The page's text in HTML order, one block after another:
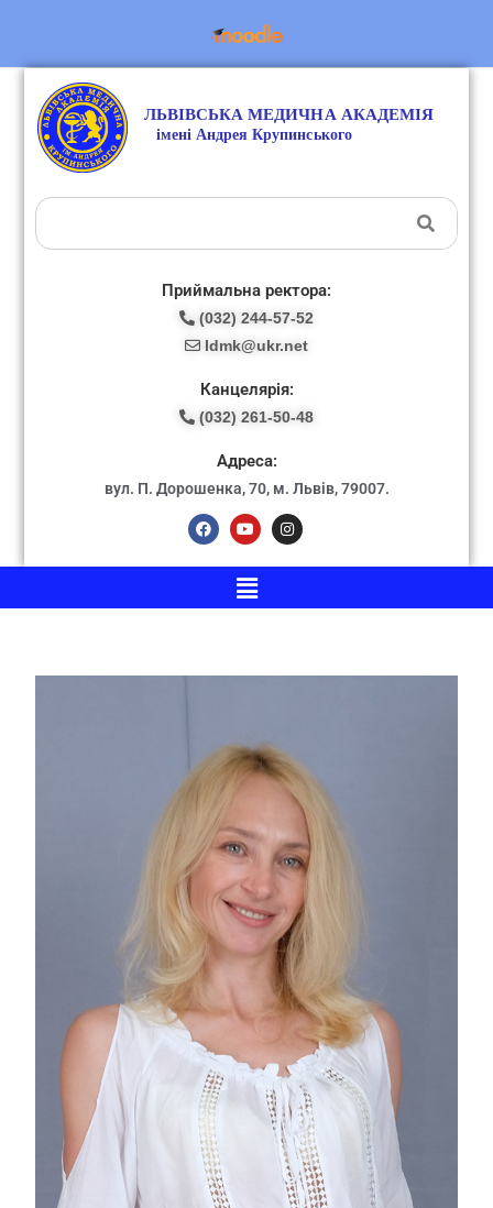
Приймальна ректора:
(032) 244-57-52
ldmk@ukr.net
Канцелярія:
(032) 261-50-48
Адреса:
вул. П. Дорошенка, 70, м. Львів, 79007.